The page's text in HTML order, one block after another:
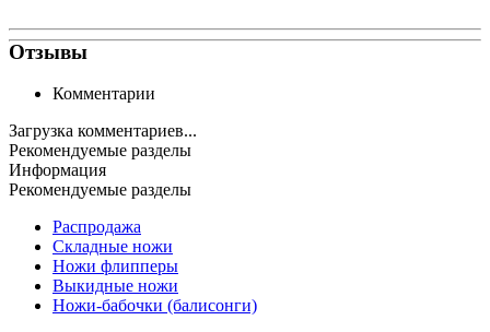
Отзывы
Комментарии
Загрузка комментариев...
Рекомендуемые разделы
Информация
Рекомендуемые разделы
Распродажа
Складные ножи
Ножи флипперы
Выкидные ножи
Ножи-бабочки (балисонги)